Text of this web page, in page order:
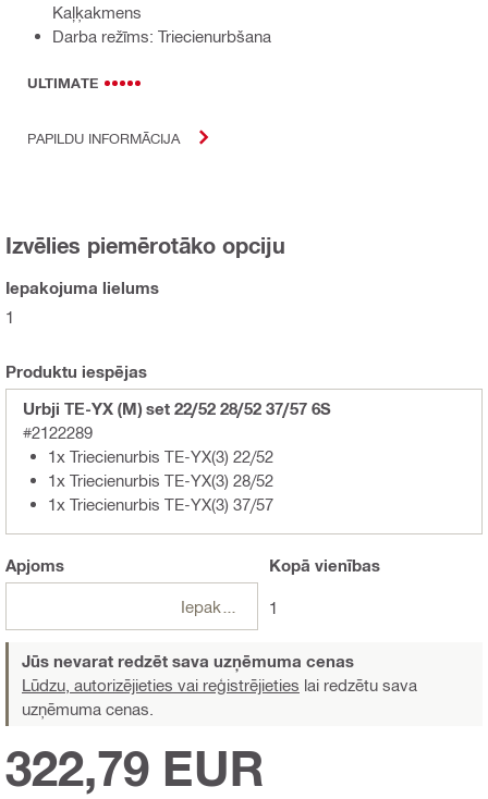
Kaļķakmens
Darba režīms: Triecienurbšana
ULTIMATE
PAPILDU INFORMĀCIJA
Izvēlies piemērotāko opciju
Iepakojuma lielums
1
Produktu iespējas
Urbji TE-YX (M) set 22/52 28/52 37/57 6S
#2122289
1x Triecienurbis TE-YX(3) 22/52
1x Triecienurbis TE-YX(3) 28/52
1x Triecienurbis TE-YX(3) 37/57
Apjoms Kopā vienības
1
Jūs nevarat redzēt sava uzņēmuma cenas
Lūdzu, autorizējieties vai reģistrējieties lai redzētu sava
uzņēmuma cenas.
322,79 EUR